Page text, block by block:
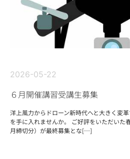
2026-05-22
６月開催講習受講生募集
洋上風力からドローン新時代へと大きく変
を手に入れませんか。 ご好評をいただいた
月締切分）が最終募集とな[…]